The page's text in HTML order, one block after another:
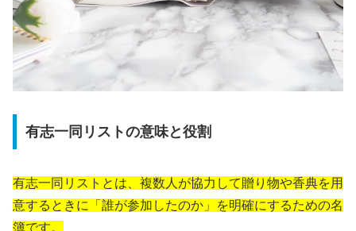
有志一同リストの意味と役割
有志一同リストとは、複数人が協力して贈り物や香典を用
意するときに「誰が参加したのか」を明確にするための名
簿です。